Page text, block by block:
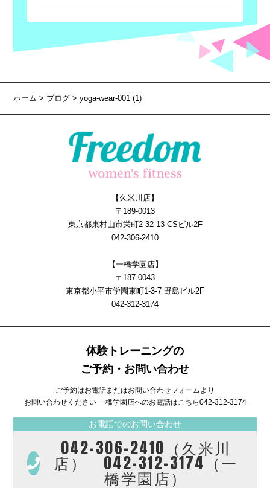
ホーム> ブログ > yoga-wear-001 (1)
【久米川店】
〒189-0013
東京都東村山市栄町2-32-13 CSビル2F
042-306-2410
【一橋学園店】
〒187-0043
東京都小平市学園東町1-3-7 野島ビル2F
042-312-3174
体験トレーニングの
ご予約・お問い合わせ
ご予約はお電話またはお問い合わせフォームより
お問い合わせください 一橋学園店へのお電話はこちら042-312-3174
お電話でのお問い合わせ
042-306-2410（久米川
店） 042-312-3174（一
橋学園店）